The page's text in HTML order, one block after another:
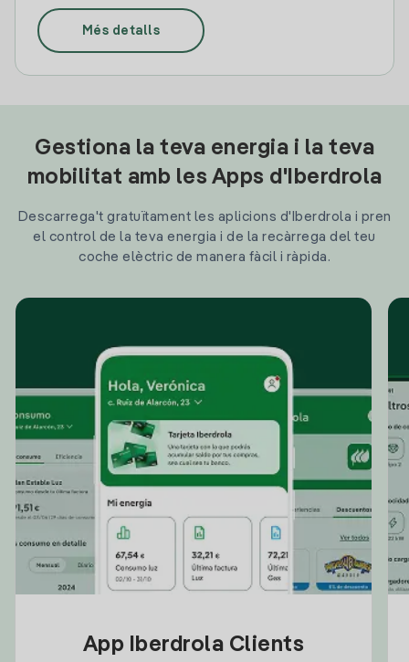
Més detalls
Gestiona la teva energia i la teva
mobilitat amb les Apps d'Iberdrola
Descarrega't gratuïtament les aplicions d'Iberdrola i pren
el control de la teva energia i de la recàrrega del teu
coche elèctric de manera fàcil i ràpida.
App Iberdrola Clients